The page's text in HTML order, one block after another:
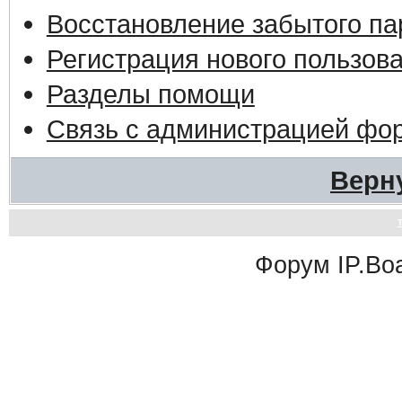
Восстановление забытого
Регистрация нового
Разделы помощи
Связь с администрацией
Форум